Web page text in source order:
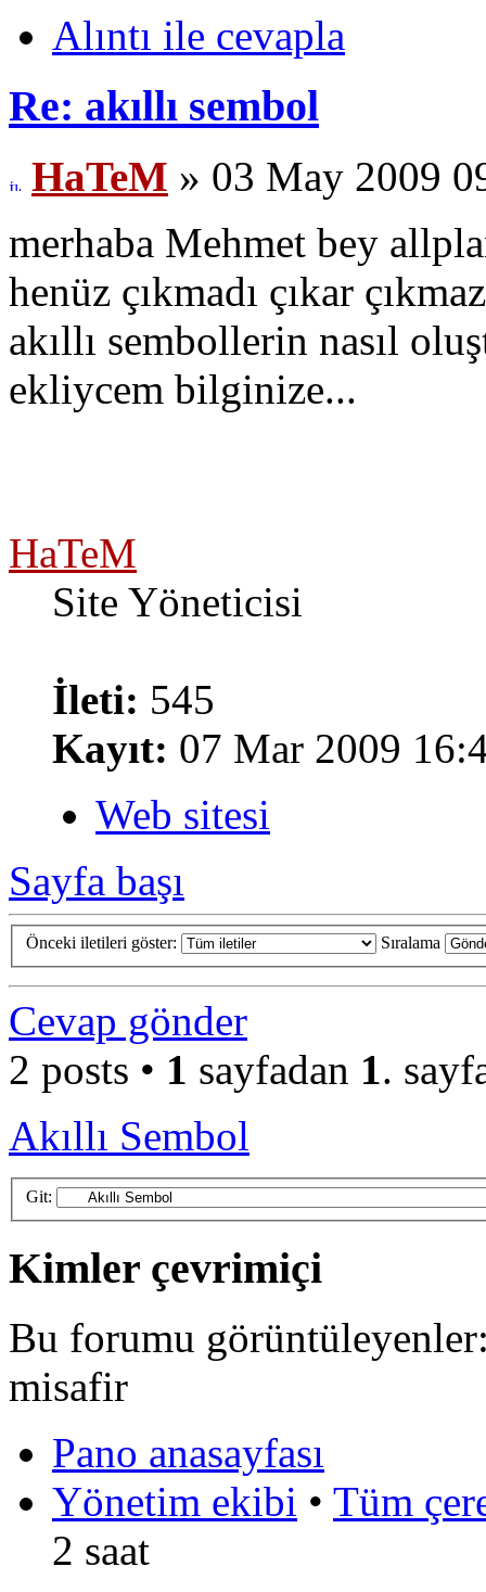
Alıntı ile cevapla
Re: akıllı sembol
HaTeM » 03 May 2009
merhaba Mehmet bey
henüz çıkmadı çıkar
akıllı sembollerin nasıl
ekliycem bilginize...
HaTeM
Site Yöneticisi
İleti: 545
Kayıt: 07 Mar 2009
Web sitesi
Sayfa başı
Önceki iletileri göster: Sıralama
Cevap gönder
2 posts • 1 sayfadan 1.
Akıllı Sembol
Git:
Kimler çevrimiçi
Bu forumu
misafir
Pano anasayfası
Yönetim ekibi • Tüm
2 saat